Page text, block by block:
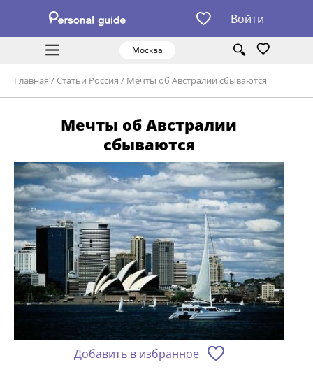
Войти
Москва
Главная / Статьи Россия / Мечты об Австралии сбываются
Мечты об Австралии
сбываются
Добавить в избранное